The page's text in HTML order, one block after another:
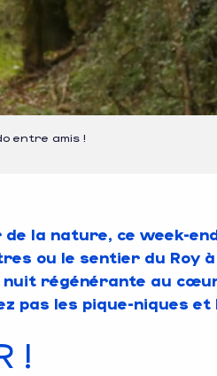
entre amis !
la nature, ce week-
ou le sentier du Roy
nuit régénérante au
pas les pique-niques et
!